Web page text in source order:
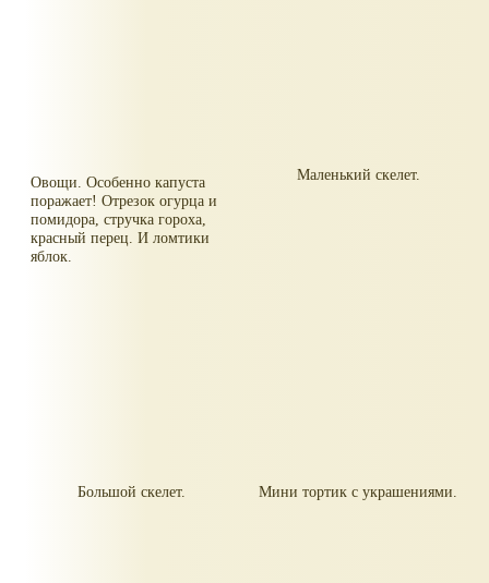
Овощи. Особенно капуста
поражает! Отрезок огурца и
помидора, стручка гороха,
красный перец. И ломтики
яблок.
Маленький скелет.
Большой скелет. Мини тортик с украшениями.